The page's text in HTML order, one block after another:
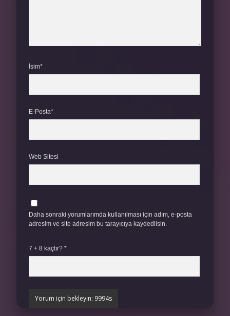
İsim*
E-Posta*
Web Sitesi
Daha sonraki yorumlarımda kullanılması için adım, e-posta
adresim ve site adresim bu tarayıcıya kaydedilsin.
7 + 8 kaçtır? *